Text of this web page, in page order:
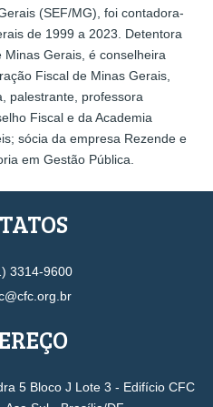
(SEF/MG), foi contadora-
de 1999 a 2023. Detentora
Gerais, é conselheira
Fiscal de Minas Gerais,
palestrante, professora
Fiscal e da Academia
sócia da empresa Rezende e
em Gestão Pública.
3314-9600
5 Bloco J Lote 3 - Edifício CFC